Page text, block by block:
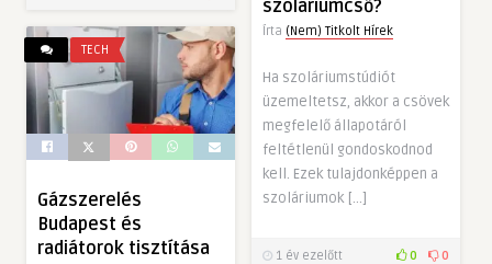
szoláriumcső?
Írta (Nem) Titkolt Hírek
Ha szoláriumstúdiót
üzemeltetsz, akkor a csövek
megfelelő állapotáról
feltétlenül gondoskodnod
kell. Ezek tulajdonképpen a
szoláriumok […]
1 év ezelőtt 0 0
TECH
Gázszerelés
Budapest és
radiátorok tisztítása